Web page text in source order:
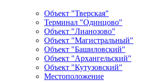
Объект "Тверская"
Терминал "Одинцово"
Объект "Лианозово"
Объект "Магистральный"
Объект "Башиловский"
Объект "Архангельский"
Объект "Кутузовский"
Местоположение